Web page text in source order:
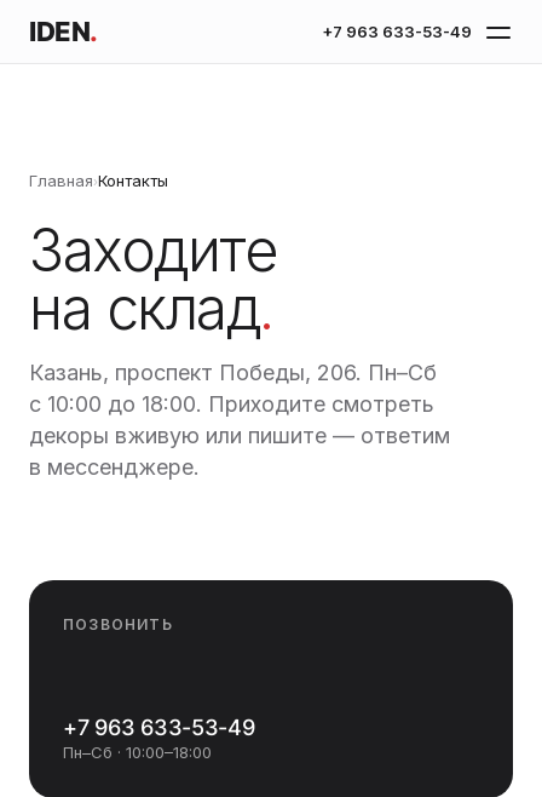
IDEN. +7 963 633-53-49
Главная›Контакты
Заходите
на склад.
Казань, проспект Победы, 206. Пн–Сб
с 10:00 до 18:00. Приходите смотреть
декоры вживую или пишите — ответим
в мессенджере.
ПОЗВОНИТЬ
+7 963 633-53-49
Пн–Сб · 10:00–18:00